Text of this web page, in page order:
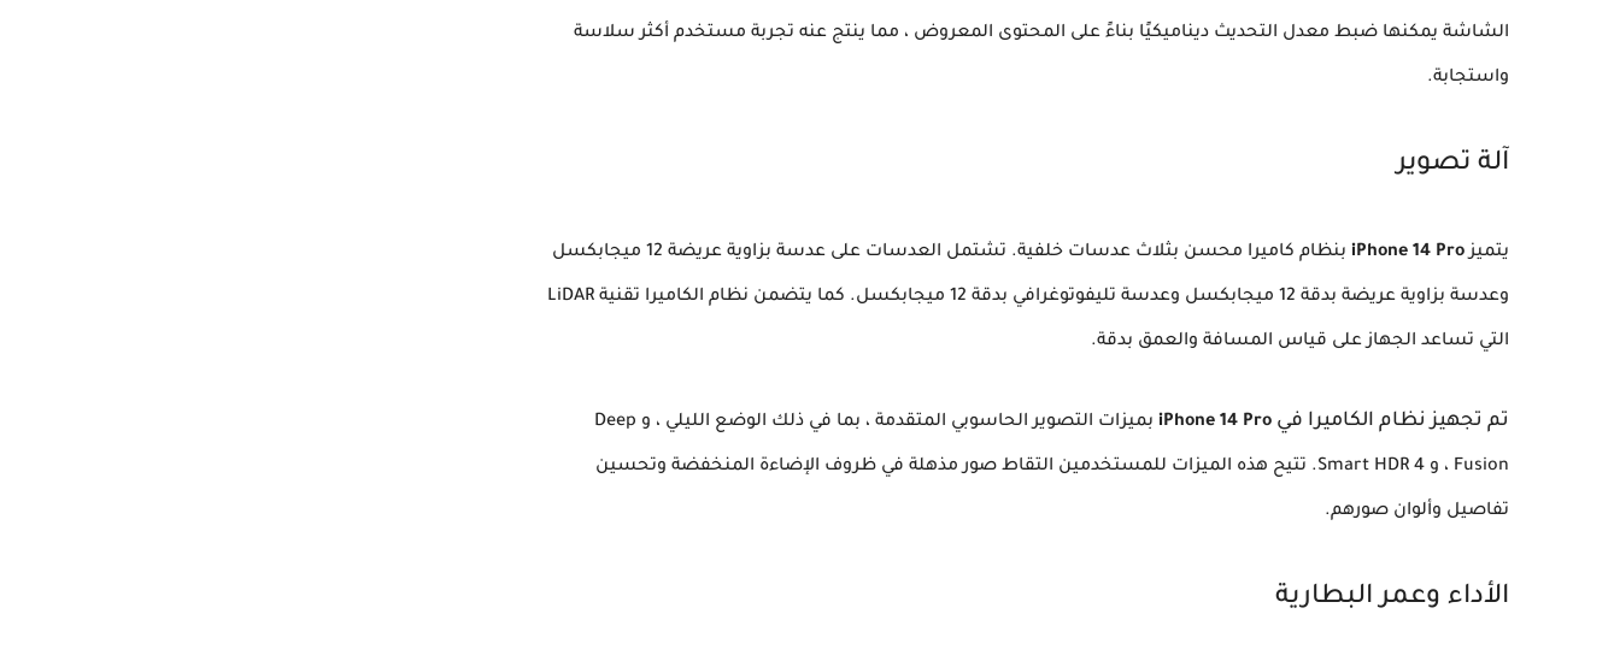
الشاشة يمكنها ضبط معدل التحديث ديناميكيًا بناءً على المحتوى المعروض ، مما ينتج عنه تجربة مستخدم أكثر سلاسة
واستجابة.
آلة تصوير
يتميزiPhone 14 Pro بنظام كاميرا محسن بثلاث عدسات خلفية. تشتمل العدسات على عدسة بزاوية عريضة 12 ميجابكسل
وعدسة بزاوية عريضة بدقة 12 ميجابكسل وعدسة تليفوتوغرافي بدقة 12 ميجابكسل. كما يتضمن نظام الكاميرا تقنية LiDAR
التي تساعد الجهاز على قياس المسافة والعمق بدقة.
تم تجهيز نظام الكاميرا في iPhone 14 Pro بميزات التصوير الحاسوبي المتقدمة ، بما في ذلك الوضع الليلي ، و Deep
Fusion ، و Smart HDR 4. تتيح هذه الميزات للمستخدمين التقاط صور مذهلة في ظروف الإضاءة المنخفضة وتحسين
تفاصيل وألوان صورهم.
الأداء وعمر البطارية